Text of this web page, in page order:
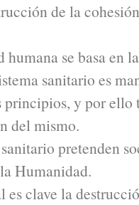
de la
humana se basa en
sanitario es
principios, y por ello
del mismo.
pretenden
Humanidad.
clave la